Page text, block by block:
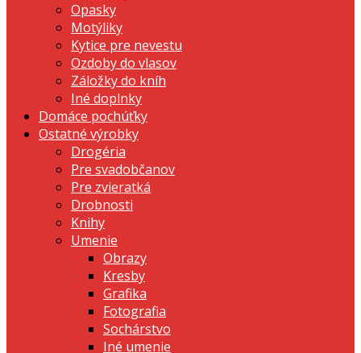
Opasky
Motýliky
Kytice pre nevestu
Ozdoby do vlasov
Záložky do kníh
Iné doplnky
Domáce pochúťky
Ostatné výrobky
Drogéria
Pre svadobčanov
Pre zvieratká
Drobnosti
Knihy
Umenie
Obrazy
Kresby
Grafika
Fotografia
Sochárstvo
Iné umenie